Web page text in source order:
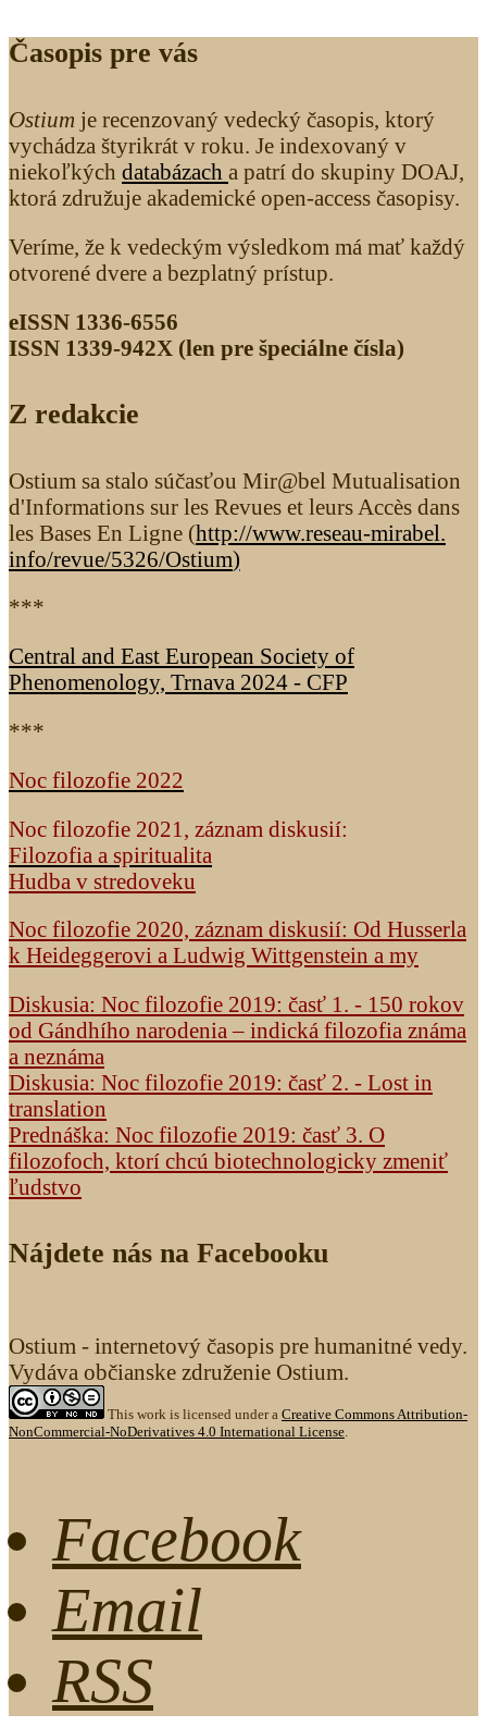
Časopis pre vás
Ostium je recenzovaný vedecký časopis, ktorý
vychádza štyrikrát v roku. Je indexovaný v
niekoľkých databázach a patrí do skupiny DOAJ,
ktorá združuje akademické open-access časopisy.
Veríme, že k vedeckým výsledkom má mať každý
otvorené dvere a bezplatný prístup.
eISSN 1336-6556
ISSN 1339­-942X (len pre špeciálne čísla)
Z redakcie
Ostium sa stalo súčasťou Mir@bel Mutualisation
d'Informations sur les Revues et leurs Accès dans
les Bases En Ligne (http://www.reseau-mirabel.
info/revue/5326/Ostium)
***
Central and East European Society of
Phenomenology, Trnava 2024 - CFP
***
Noc filozofie 2022
Noc filozofie 2021, záznam diskusií:
Filozofia a spiritualita
Hudba v stredoveku
Noc filozofie 2020, záznam diskusií: Od Husserla
k Heideggerovi a Ludwig Wittgenstein a my
Diskusia: Noc filozofie 2019: časť 1. - 150 rokov
od Gándhího narodenia – indická filozofia známa
a neznáma
Diskusia: Noc filozofie 2019: časť 2. - Lost in
translation
Prednáška: Noc filozofie 2019: časť 3. O
filozofoch, ktorí chcú biotechnologicky zmeniť
ľudstvo
Nájdete nás na Facebooku
Ostium - internetový časopis pre humanitné vedy.
Vydáva občianske združenie Ostium.
This work is licensed under a Creative Commons Attribution-
NonCommercial-NoDerivatives 4.0 International License.
Facebook
Email
RSS